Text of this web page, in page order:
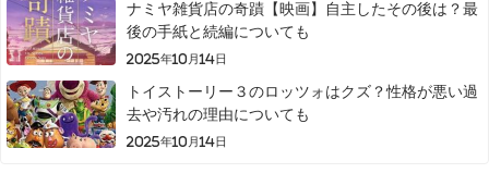
ナミヤ雑貨店の奇蹟【映画】自主したその後は？最
後の手紙と続編についても
2025年10月14日
トイストーリー３のロッツォはクズ？性格が悪い過
去や汚れの理由についても
2025年10月14日